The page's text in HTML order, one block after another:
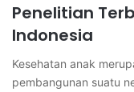
Penelitian
Indonesia
Kesehatan anak
pembangunan suatu